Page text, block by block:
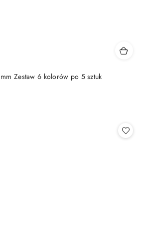
Zestaw 6 kolorów po 5 sztuk